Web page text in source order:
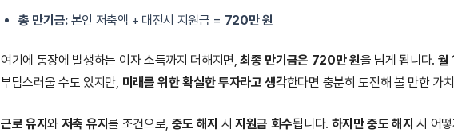
총 만기금: 본인 저축액 + 대전시 지원금 = 720만 원
여기에 통장에 발생하는 이자 소득까지 더해지면,최종 만기금은 720만 원을 넘게 됩니다. 월
부담스러울 수도 있지만, 미래를 위한 확실한 투자라고 생각한다면 충분히 도전해 볼 만한 가
근로 유지와 저축 유지를 조건으로, 중도 해지 시지원금 회수됩니다. 하지만 중도 해지 시 어